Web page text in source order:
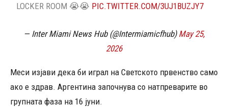
LOCKER ROOM 😭😭 PIC.TWITTER.COM/3UJ1BUZJY7
— Inter Miami News Hub (@Intermiamicfhub) May 25,
2026
Меси изјави дека би играл на Светското првенство само
ако е здрав. Аргентина започнува со натпреварите во
групната фаза на 16 јуни.